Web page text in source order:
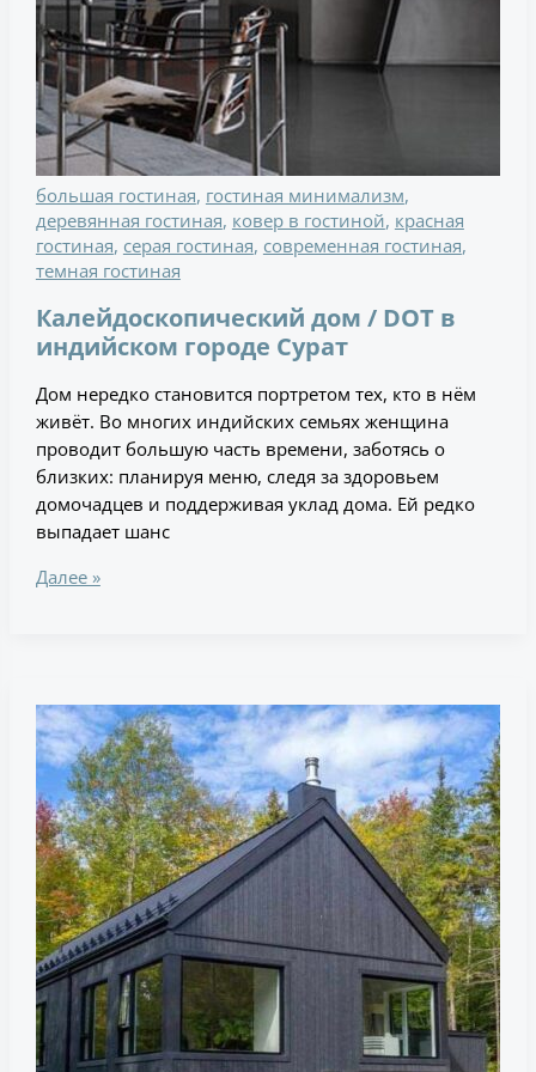
большая гостиная, гостиная минимализм,
деревянная гостиная, ковер в гостиной, красная
гостиная, серая гостиная, современная гостиная,
темная гостиная
Калейдоскопический дом / DOT в
индийском городе Сурат
Дом нередко становится портретом тех, кто в нём
живёт. Во многих индийских семьях женщина
проводит большую часть времени, заботясь о
близких: планируя меню, следя за здоровьем
домочадцев и поддерживая уклад дома. Ей редко
выпадает шанс
Далее »
перевернули
привычную
планировку
дома
в
Квебеке